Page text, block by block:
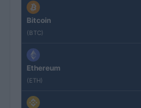
Bitcoin
(BTC)
Ethereum
(ETH)